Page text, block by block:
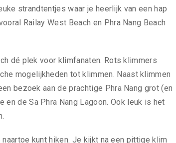
strandtentjes waar je heerlijk van een hap
Railay West Beach en Phra Nang Beach
dé plek voor klimfanaten. Rots klimmers
mogelijkheden tot klimmen. Naast klimmen
bezoek aan de prachtige Phra Nang grot (en
en de Sa Phra Nang Lagoon. Ook leuk is het
kunt hiken. Je kijkt na een pittige klim